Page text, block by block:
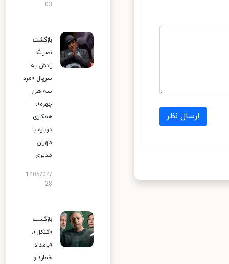
ارسال نظر
03
بازگشت
نصرالله
رادش به
سریال «مرد
سه هزار
چهره»؛
همکاری
دوباره با
مهران
مدیری
1405/04/
28
بازگشت
«کنکل»،
«بامداد
خمار» و